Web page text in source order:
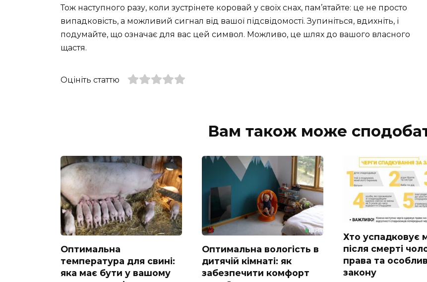
Тож наступного разу, коли зустрінете коровай у своїх снах, пам’ятайте: це не просто
випадковість, а можливий сигнал від вашої підсвідомості. Зупиніться, вдихніть, і
подумайте, що означає для вас цей символ. Можливо, це шлях до вашого власного
щастя.
Оцініть статтю
Вам також може
Оптимальна
температура для свині:
яка має бути у вашому
Оптимальна вологість в
дитячій кімнаті: як
забезпечити комфорт
Хто успадковує
після смерті
права та
закону